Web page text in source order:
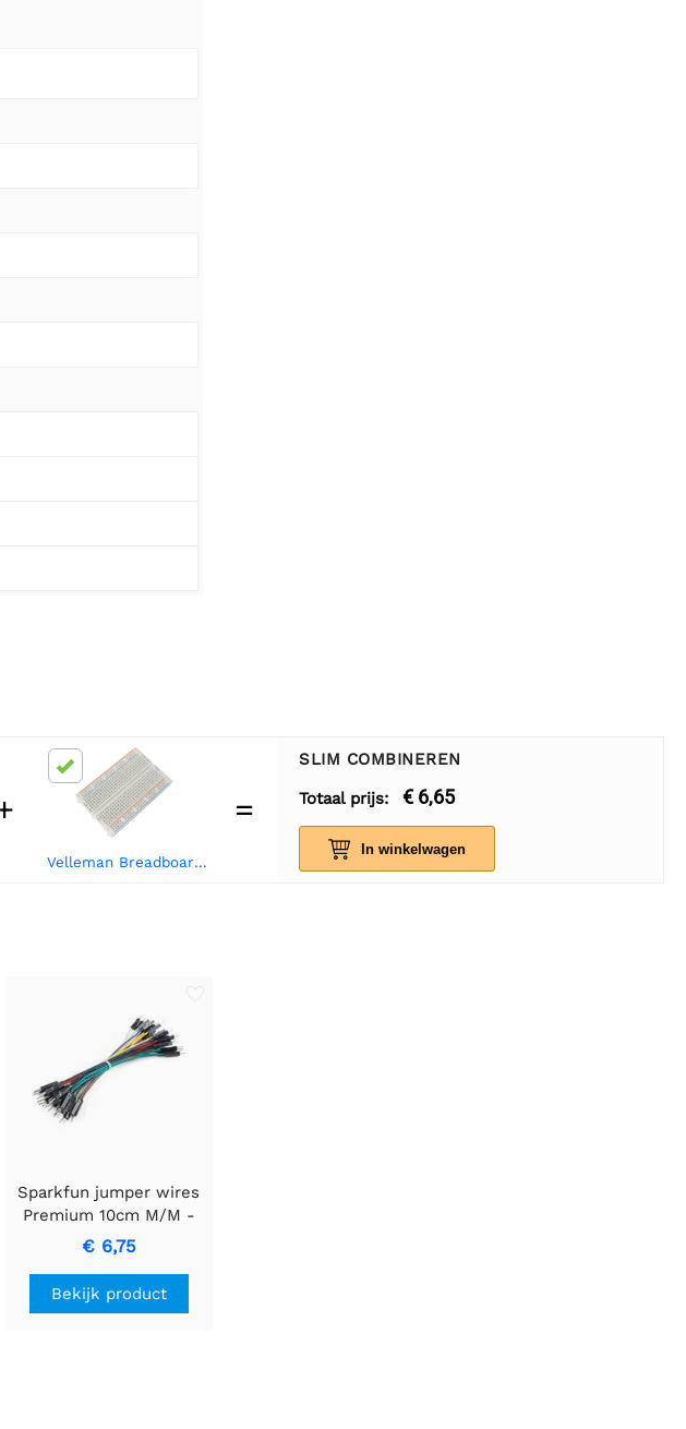
Velleman Breadboard 400 punten - wit
=
SLIM COMBINEREN
Totaal prijs:
€ 6,65
In winkelwagen
Sparkfun jumper wires
Premium 10cm M/M -
26 AWG (30 stuks)
€ 6,75
Bekijk product